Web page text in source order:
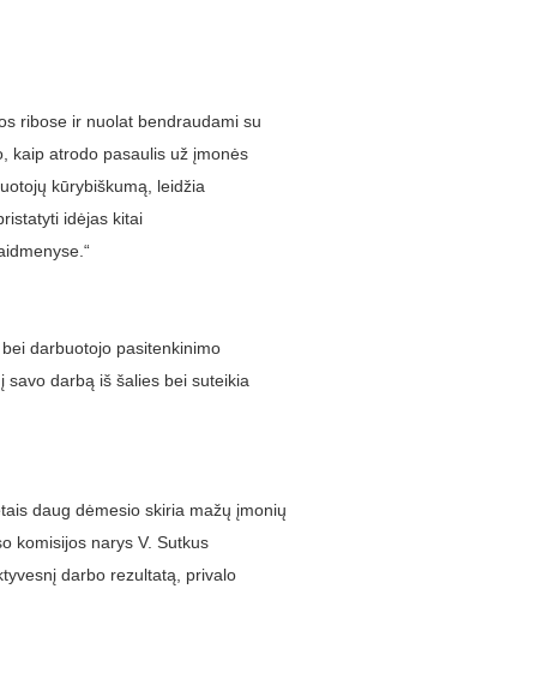
ribose ir nuolat bendraudami su
kaip atrodo pasaulis už įmonės
kūrybiškumą, leidžia
idėjas kitai
darbuotojo pasitenkinimo
darbą iš šalies bei suteikia
daug dėmesio skiria mažų įmonių
komisijos narys V. Sutkus
darbo rezultatą, privalo